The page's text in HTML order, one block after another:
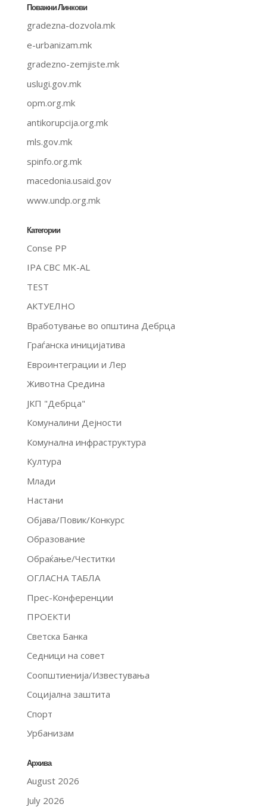
Поважни Линкови
gradezna-dozvola.mk
e-urbanizam.mk
gradezno-zemjiste.mk
uslugi.gov.mk
opm.org.mk
antikorupcija.org.mk
mls.gov.mk
spinfo.org.mk
macedonia.usaid.gov
www.undp.org.mk
Категории
Conse PP
IPA CBC MK-AL
TEST
АКТУЕЛНО
Вработување во општина Дебрца
Граѓанска иницијатива
Евроинтеграции и Лер
Животна Средина
ЈКП "Дебрца"
Комуналини Дејности
Комунална инфраструктура
Култура
Млади
Настани
Објава/Повик/Конкурс
Образование
Обраќање/Честитки
ОГЛАСНА ТАБЛА
Прес-Конференции
ПРОЕКТИ
Светска Банка
Седници на совет
Соопштиенија/Известувања
Социјална заштита
Спорт
Урбанизам
Архива
August 2026
July 2026